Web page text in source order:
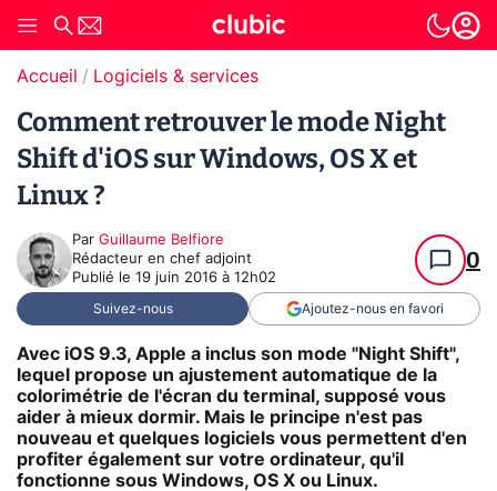
Accueil Logiciels & services
Comment retrouver le mode Night
Shift d'iOS sur Windows, OS X et
Linux ?
Par Guillaume Belfiore
Rédacteur en chef adjoint
Publié le 19 juin 2016 à 12h02
0
Suivez-nous Ajoutez-nous en favori
Avec iOS 9.3, Apple a inclus son mode "Night Shift",
lequel propose un ajustement automatique de la
colorimétrie de l'écran du terminal, supposé vous
aider à mieux dormir. Mais le principe n'est pas
nouveau et quelques logiciels vous permettent d'en
profiter également sur votre ordinateur, qu'il
fonctionne sous Windows, OS X ou Linux.